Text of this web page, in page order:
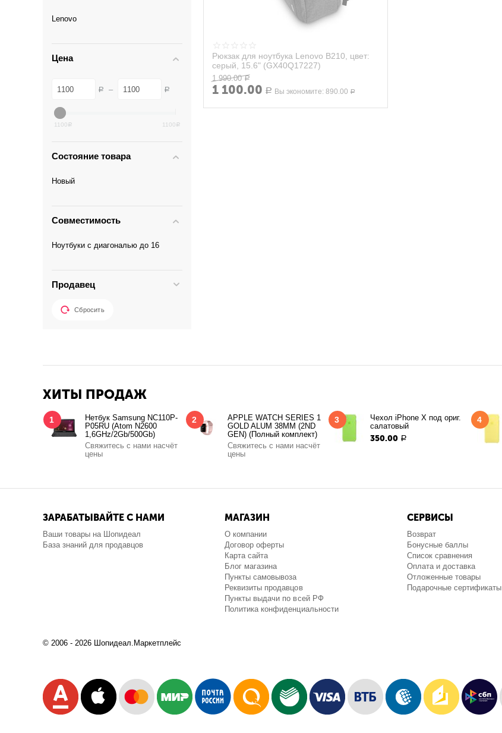
Рюкзак для ноутбука Lenovo B210, цвет:
серый, 15.6" (GX40Q17227)
1 990.00 Р
1 100.00 Р Вы экономите:890.00 Р
Lenovo
Цена
Р – Р
1100 Р 1100 Р
Состояние товара
Новый
Совместимость
Ноутбуки с диагональю до 16
Продавец
Сбросить
ХИТЫ ПРОДАЖ
1
Нетбук Samsung NC110P-
P05RU (Atom N2600
1,6GHz/2Gb/500Gb)
Свяжитесь с нами насчёт
цены
2
APPLE WATCH SERIES 1
GOLD ALUM 38MM (2ND
GEN) (Полный комплект)
Свяжитесь с нами насчёт
цены
3
Чехол iPhone X под ориг.
салатовый
350.00 Р
4
ЗАРАБАТЫВАЙТЕ С НАМИ
Ваши товары на Шопидеал
База знаний для продавцов
МАГАЗИН
О компании
Договор оферты
Карта сайта
Блог магазина
Пункты самовывоза
Реквизиты продавцов
Пункты выдачи по всей РФ
Политика конфиденциальности
СЕРВИСЫ
Возврат
Бонусные баллы
Список сравнения
Оплата и доставка
Отложенные товары
Подарочные сертификаты
© 2006 - 2026 Шопидеал.Маркетплейс